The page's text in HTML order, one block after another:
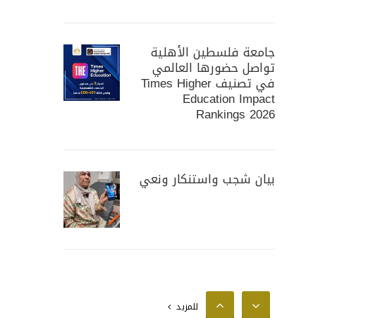
جامعة فلسطين الأهلية
تواصل حضورها العالمي
في تصنيف Times Higher
Education Impact
Rankings 2026
بيان شجب واستنكار ونعي
تستضيف وزير الزراعة
الفلسطيني لبحث سبل
للمزيد